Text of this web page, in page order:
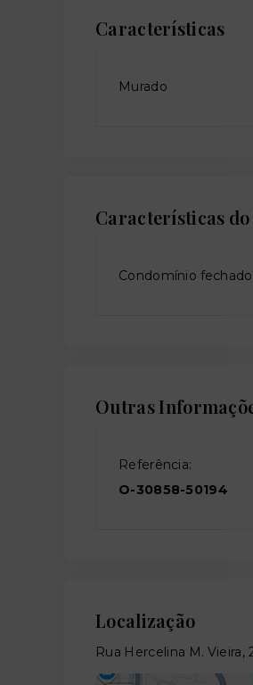
Características
Murado
Características
Condomínio fechado
Outras
Referência:
O-30858-50194
Localização
Rua Hercelina M. Vieira,